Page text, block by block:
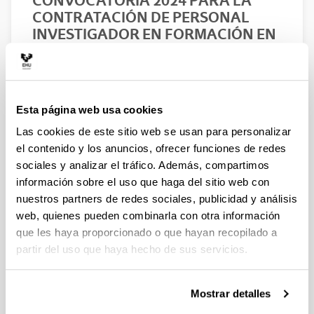
Esta página web usa cookies
Las cookies de este sitio web se usan para personalizar
el contenido y los anuncios, ofrecer funciones de redes
sociales y analizar el tráfico. Además, compartimos
información sobre el uso que haga del sitio web con
nuestros partners de redes sociales, publicidad y análisis
web, quienes pueden combinarla con otra información
que les haya proporcionado o que hayan recopilado a
partir del uso que haya hecho de sus servicios.
Mostrar detalles
CONTRATACIÓN DE PERSONAL
INVESTIGADOR EN FORMACIÓN EN
LA UPV/EHU FINANCIADO CON
GRUPO/PROYECTO DE
INVESTIGACIÓN
Predoctoral
Sin trámite abierto (Plazo de presentación de
solicitudes: 24/05/2024 - 25/06/2024)
19/07/2024: Resolución definitiva de solicitudes
concedidas. 27/06/2024: Listado definitivo de
solicitudes admitidas y excluidas en Fase 2
corregido. 25/06/2024: Listado definitivo de
admitidas y excluidas en Fase 2. 05/06/2024: